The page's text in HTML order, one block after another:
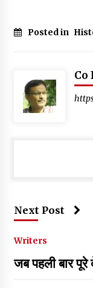
Posted in
Co
Next Post
Writers
जब पहली बार